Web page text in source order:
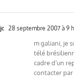
jc 28 septembre 2007 à 9
m galiani, je
télé
cadre d’un
contacter